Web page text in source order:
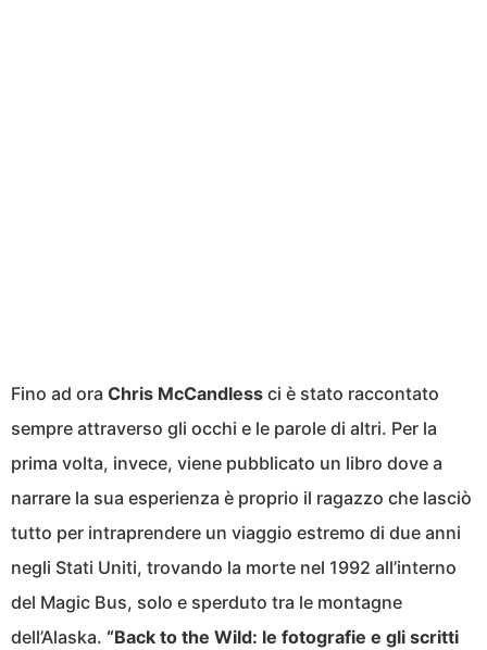
Fino ad ora Chris McCandless ci è stato raccontato
sempre attraverso gli occhi e le parole di altri. Per la
prima volta, invece, viene pubblicato un libro dove a
narrare la sua esperienza è proprio il ragazzo che lasciò
tutto per intraprendere un viaggio estremo di due anni
negli Stati Uniti, trovando la morte nel 1992 all’interno
del Magic Bus, solo e sperduto tra le montagne
dell’Alaska. “Back to the Wild: le fotografie e gli scritti